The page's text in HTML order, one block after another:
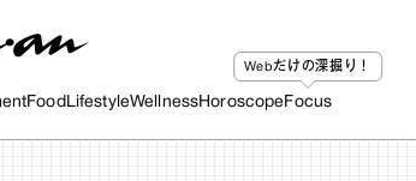
Food LifestyleWellnessHoroscope
Webだけの深掘り！
Focus